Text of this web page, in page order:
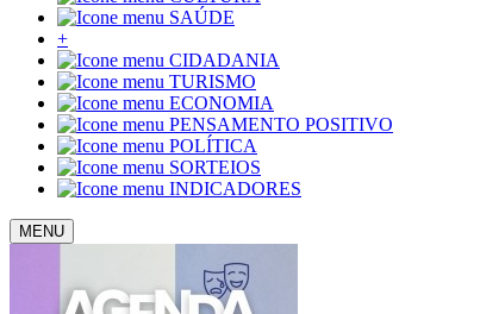
SAÚDE
+
CIDADANIA
TURISMO
ECONOMIA
PENSAMENTO POSITIVO
POLÍTICA
SORTEIOS
INDICADORES
MENU